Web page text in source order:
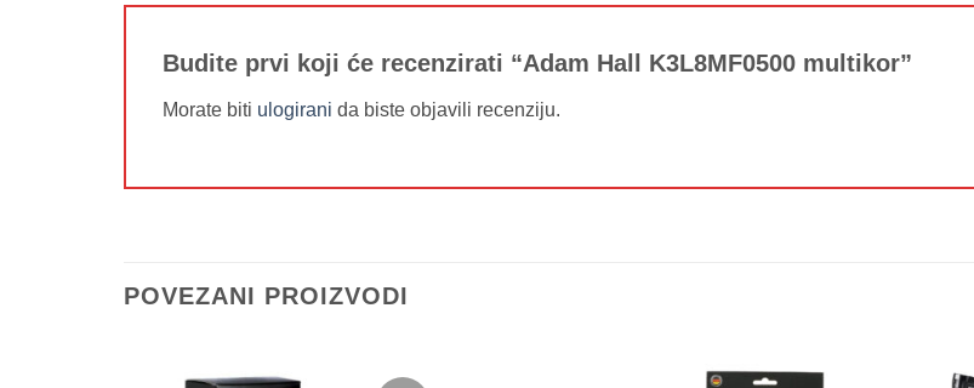
Budite prvi koji će recenzirati “Adam Hall K3L8MF0500 multikor”
Morate biti ulogirani da biste objavili recenziju.
POVEZANI PROIZVODI